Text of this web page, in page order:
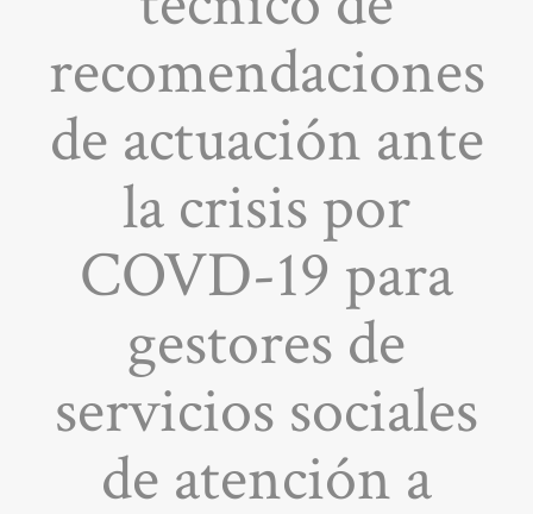
recomendaciones
de actuación ante
la crisis por
COVD-19 para
gestores de
servicios sociales
de atención a